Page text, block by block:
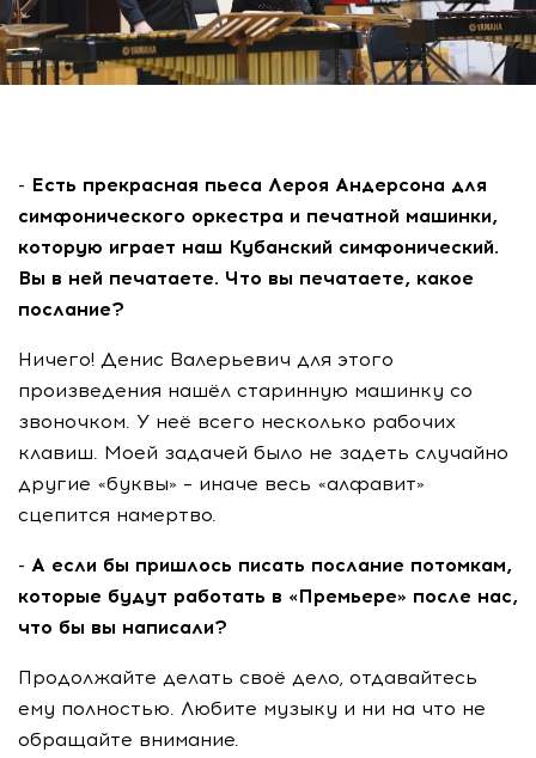
- Есть прекрасная пьеса Лероя Андерсона для
симфонического оркестра и печатной машинки,
которую играет наш Кубанский симфонический.
Вы в ней печатаете. Что вы печатаете, какое
послание?
Ничего! Денис Валерьевич для этого
произведения нашёл старинную машинку со
звоночком. У неё всего несколько рабочих
клавиш. Моей задачей было не задеть случайно
другие «буквы» – иначе весь «алфавит»
сцепится намертво.
- А если бы пришлось писать послание потомкам,
которые будут работать в «Премьере» после нас,
что бы вы написали?
Продолжайте делать своё дело, отдавайтесь
ему полностью. Любите музыку и ни на что не
обращайте внимание.